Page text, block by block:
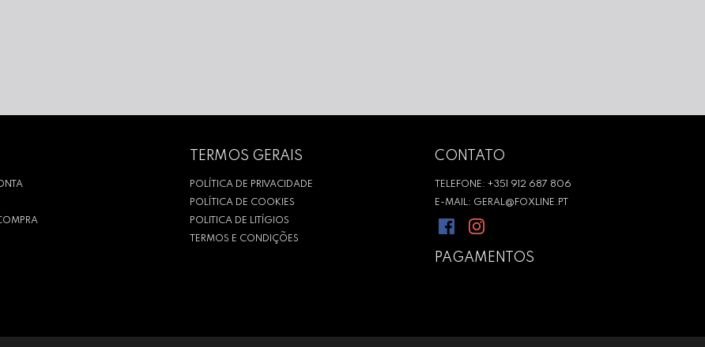
TERMOS GERAIS
POLÍTICA DE PRIVACIDADE
POLÍTICA DE COOKIES
POLITICA DE LITÍGIOS
TERMOS E CONDIÇÕES
CONTATO
TELEFONE: +351 912 687 806
E-MAIL: GERAL@FOXLINE.PT
PAGAMENTOS